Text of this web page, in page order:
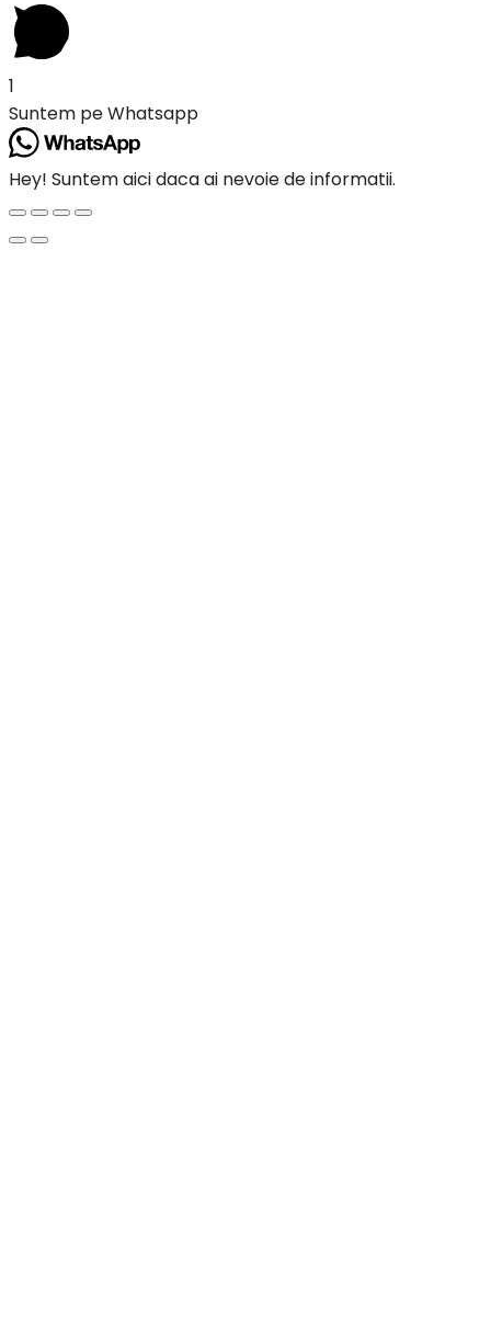
1
Suntem pe Whatsapp
Hey! Suntem aici daca ai nevoie de informatii.